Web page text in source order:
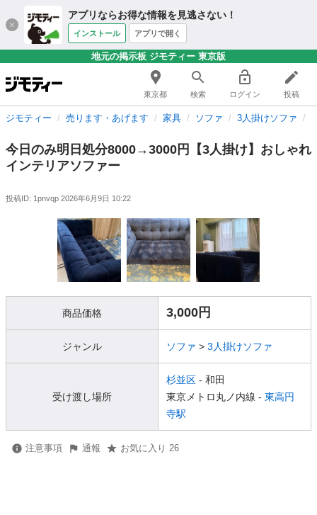
アプリならお得な情報を見逃さない！
インストール アプリで開く
地元の掲示板 ジモティー 東京版
東京都 検索 ログイン 投稿
ジモティー 売ります・あげます 家具 ソファ 3人掛けソファ
今日のみ明日処分8000→3000円【3人掛け】おしゃれ
インテリアソファー
投稿ID: 1pnvqp 2026年6月9日 10:22
商品価格 3,000円
ジャンル ソファ > 3人掛けソファ
受け渡し場所
杉並区 - 和田
東京メトロ丸ノ内線 - 東高円
寺駅
注意事項 通報 お気に入り 26